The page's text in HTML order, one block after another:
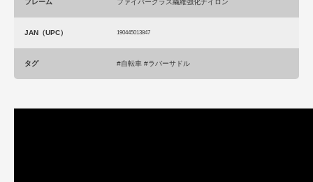
フレーム ファイバーグラス繊維強化ナイロン
JAN（UPC） 190445013847
タグ #自転車 #ラバーサドル